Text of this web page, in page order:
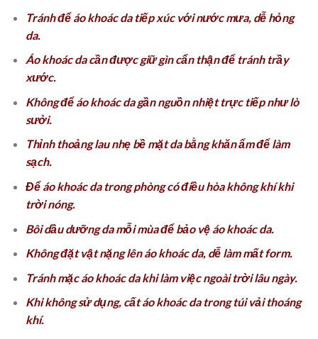
Tránh để áo khoác da tiếp xúc với nước mưa, dễ hỏng
da.
Áo khoác da cần được giữ gìn cẩn thận để tránh trầy
xước.
Không để áo khoác da gần nguồn nhiệt trực tiếp như lò
sưởi.
Thỉnh thoảng lau nhẹ bề mặt da bằng khăn ẩm để làm
sạch.
Để áo khoác da trong phòng có điều hòa không khí khi
trời nóng.
Bôi dầu dưỡng da mỗi mùa để bảo vệ áo khoác da.
Không đặt vật nặng lên áo khoác da, dễ làm mất form.
Tránh mặc áo khoác da khi làm việc ngoài trời lâu ngày.
Khi không sử dụng, cất áo khoác da trong túi vải thoáng
khí.